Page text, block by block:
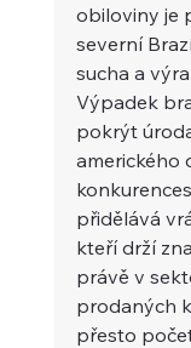
obiloviny je
severní
sucha a
Výpadek
pokrýt
amerického
přidělává
kteří drží
právě v
prodaných
přesto